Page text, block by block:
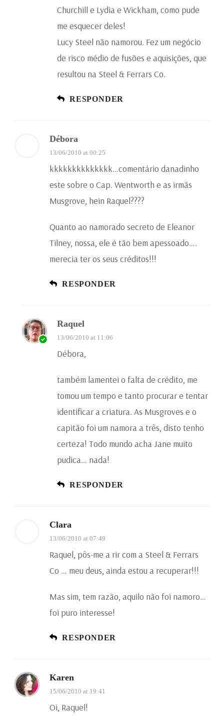
Churchill e Lydia e Wickham, como pude
me esquecer deles!
Lucy Steel não namorou. Fez um negócio
de risco médio de fusões e aquisições, que
resultou na Steel & Ferrars Co.
RESPONDER
Débora
13/06/2010 at 00:25
kkkkkkkkkkkkkk…comentário danadinho
este sobre o Cap. Wentworth e as irmãs
Musgrove, hein Raquel????
Quanto ao namorado secreto de Eleanor
Tilney, nossa, ele é tão bem apessoado….
merecia ter os seus créditos!!!
RESPONDER
Raquel
13/06/2010 at 11:06
Débora,
também lamentei o falta de crédito, me
tomou um tempo e tanto procurar e tentar
identificar a criatura. As Musgroves e o
capitão foi um namora a três, disto tenho
certeza! Todo mundo acha Jane muito
pudica… nada!
RESPONDER
Clara
13/06/2010 at 07:49
Raquel, pôs-me a rir com a Steel & Ferrars
Co … meu deus, ainda estou a recuperar!!!
Mas sim, tem razão, aquilo não foi namoro…
foi puro interesse!
RESPONDER
Karen
15/06/2010 at 19:41
Oi, Raquel!